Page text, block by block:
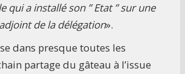
a installé son ” Etat ” sur une
de la délégation».
dans presque toutes les
partage du gâteau à l’issue